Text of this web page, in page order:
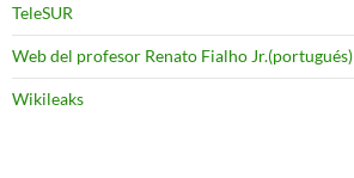
TeleSUR
Web del profesor Renato Fialho Jr.(portugués)
Wikileaks